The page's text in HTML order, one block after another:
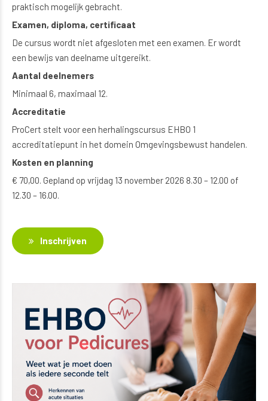
praktisch mogelijk gebracht.
Examen, diploma, certificaat
De cursus wordt niet afgesloten met een examen. Er wordt
een bewijs van deelname uitgereikt.
Aantal deelnemers
Minimaal 6, maximaal 12.
Accreditatie
ProCert stelt voor een herhalingscursus EHBO 1
accreditatiepunt in het domein Omgevingsbewust handelen.
Kosten en planning
€ 70,00. Gepland op vrijdag 13 november 2026 8.30 – 12.00 of
12.30 – 16.00.
Inschrijven